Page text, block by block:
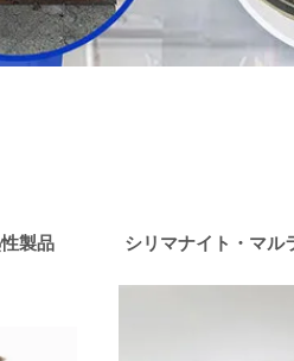
製品 シリマナイト・マル